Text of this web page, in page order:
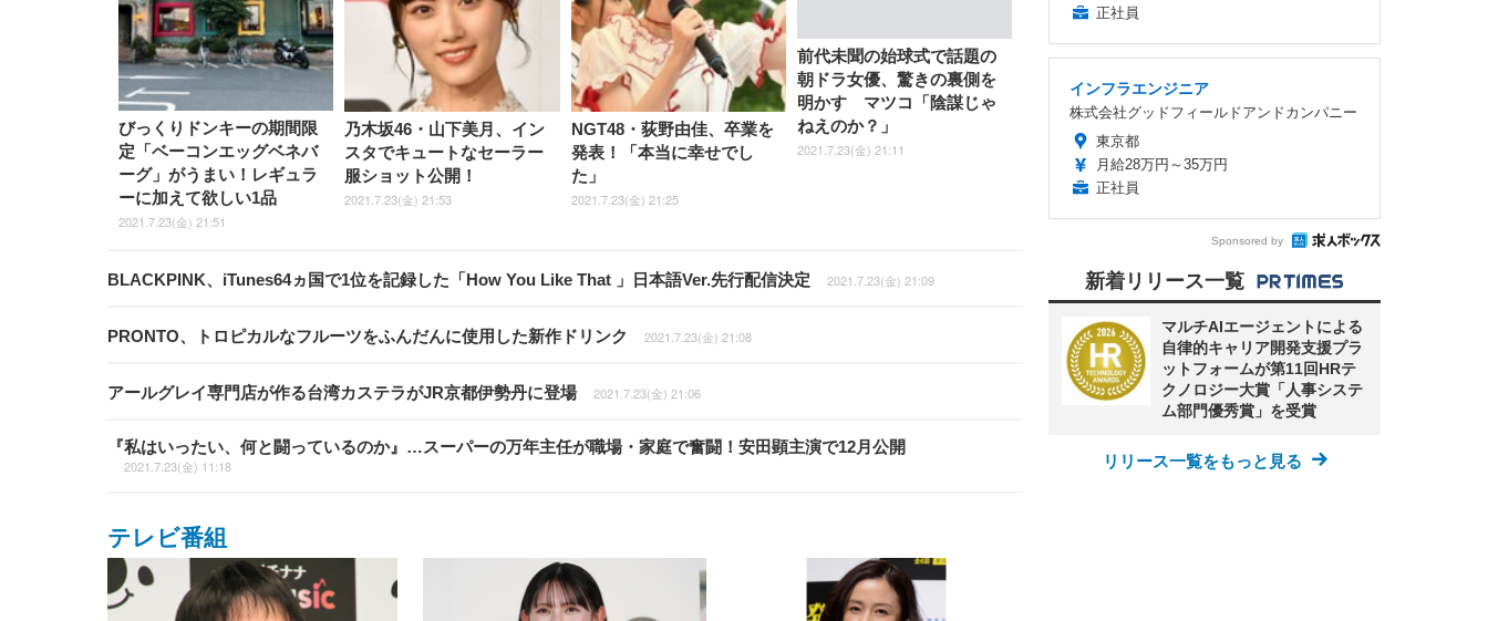
びっくりドンキーの期間限
定「ベーコンエッグベネバ
ーグ」がうまい！レギュラ
ーに加えて欲しい1品
2021.7.23(金) 21:51
乃木坂46・山下美月、イン
スタでキュートなセーラー
服ショット公開！
2021.7.23(金) 21:53
NGT48・荻野由佳、卒業を
発表！「本当に幸せでし
た」
2021.7.23(金) 21:25
前代未聞の始球式で話題の
朝ドラ女優、驚きの裏側を
明かす マツコ「陰謀じゃ
ねえのか？」
2021.7.23(金) 21:11
BLACKPINK、iTunes64ヵ国で1位を記録した「How You Like That 」日本語Ver.先行配信決定 2021.7.23(金) 21:09
PRONTO、トロピカルなフルーツをふんだんに使用した新作ドリンク 2021.7.23(金) 21:08
アールグレイ専門店が作る台湾カステラがJR京都伊勢丹に登場 2021.7.23(金) 21:06
『私はいったい、何と闘っているのか』…スーパーの万年主任が職場・家庭で奮闘！安田顕主演で12月公開
2021.7.23(金) 11:18
テレビ番組
正社員
インフラエンジニア
株式会社グッドフィールドアンドカンパニー
東京都
月給28万円～35万円
正社員
Sponsored by
新着リリース一覧
マルチAIエージェントによる
自律的キャリア開発支援プラ
ットフォームが第11回HRテ
クノロジー大賞「人事システ
ム部門優秀賞」を受賞
リリース一覧をもっと見る